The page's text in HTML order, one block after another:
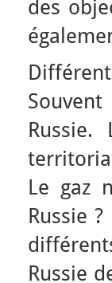
des
Le gaz
Russie
Russie